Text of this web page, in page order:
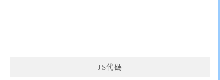
JS代碼